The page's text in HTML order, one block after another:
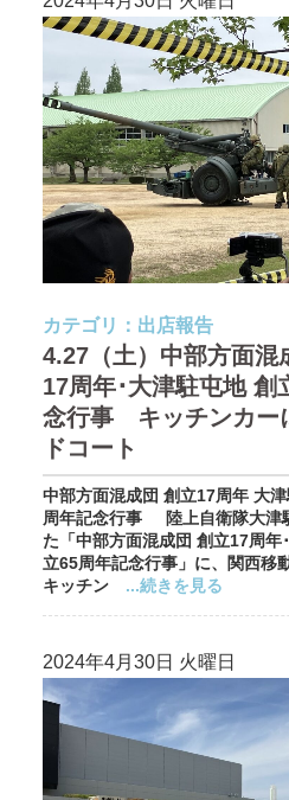
カテゴリ： 出店報告
4.27（土）中部方面混
17周年･大津駐屯地 創
念行事 キッチンカー
ドコート
中部方面混成団 創立17周年 大
周年記念行事 陸上自衛隊大津
た「中部方面混成団 創立17周年
立65周年記念行事」に、関西移
キッチン ...続きを見る
2024年4月30日 火曜日